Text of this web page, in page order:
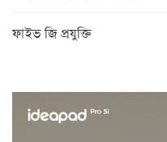
ফাইভ জি প্রযুক্তি